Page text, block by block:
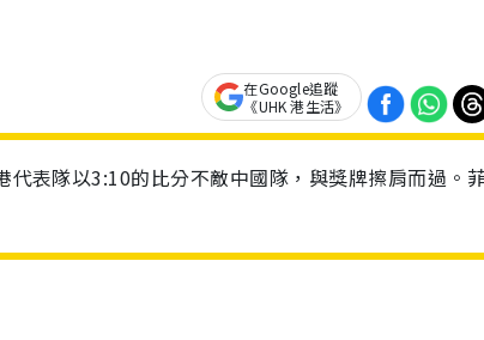
在Google追蹤
《UHK 港生活》
表隊以3:10的比分不敵中國隊，與獎牌擦肩而過。